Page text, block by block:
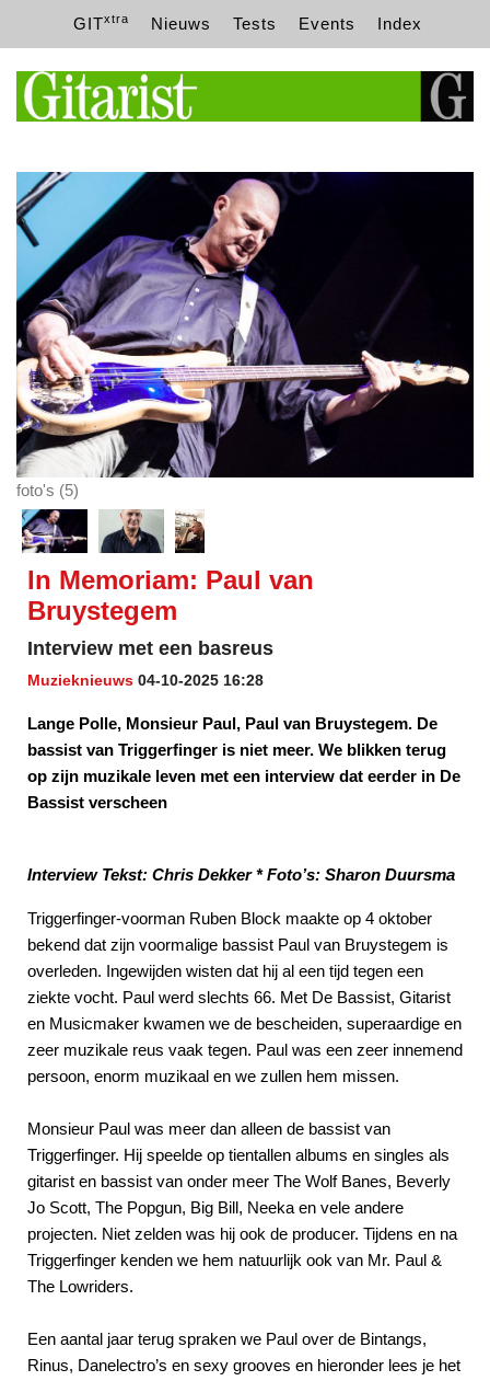
GITxtra Nieuws Tests Events Index
foto's (5)
In Memoriam: Paul van
Bruystegem
Interview met een basreus
Muzieknieuws 04-10-2025 16:28
Lange Polle, Monsieur Paul, Paul van Bruystegem. De
bassist van Triggerfinger is niet meer. We blikken terug
op zijn muzikale leven met een interview dat eerder in De
Bassist verscheen
Interview Tekst: Chris Dekker * Foto’s: Sharon Duursma
Triggerfinger-voorman Ruben Block maakte op 4 oktober
bekend dat zijn voormalige bassist Paul van Bruystegem is
overleden. Ingewijden wisten dat hij al een tijd tegen een
ziekte vocht. Paul werd slechts 66. Met De Bassist, Gitarist
en Musicmaker kwamen we de bescheiden, superaardige en
zeer muzikale reus vaak tegen. Paul was een zeer innemend
persoon, enorm muzikaal en we zullen hem missen.
Monsieur Paul was meer dan alleen de bassist van
Triggerfinger. Hij speelde op tientallen albums en singles als
gitarist en bassist van onder meer The Wolf Banes, Beverly
Jo Scott, The Popgun, Big Bill, Neeka en vele andere
projecten. Niet zelden was hij ook de producer. Tijdens en na
Triggerfinger kenden we hem natuurlijk ook van Mr. Paul &
The Lowriders.
Een aantal jaar terug spraken we Paul over de Bintangs,
Rinus, Danelectro’s en sexy grooves en hieronder lees je het